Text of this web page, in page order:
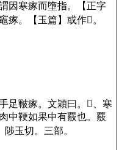
因寒瘃而墮指。
【正字
瘃。 【玉篇】 或作𤸁。
足皸瘃。文穎曰。、寒
中鞕如果中有覈也。覈
陟玉切。 三部。